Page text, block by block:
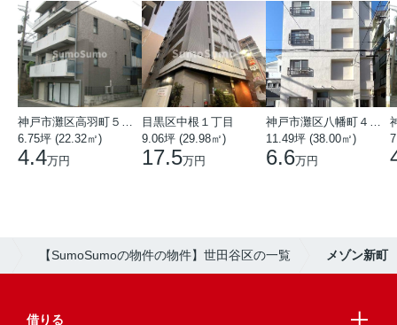
6.75坪 (22.32㎡)
4.4万円
目黒区中根１丁目
9.06坪 (29.98㎡)
17.5万円
11.49坪 (38.00㎡)
6.6万円
【SumoSumoの物件の物件】世田谷区の一覧 メゾン新町
借りる